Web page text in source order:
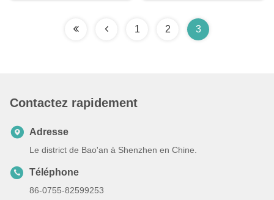
1 2 3
Contactez rapidement
Adresse
Le district de Bao'an à Shenzhen en Chine.
Téléphone
86-0755-82599253